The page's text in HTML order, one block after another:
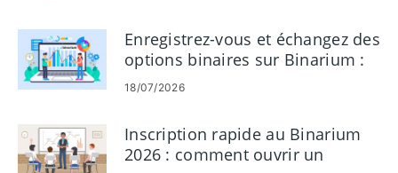
Enregistrez-vous et échangez des
options binaires sur Binarium :
étape par étape
18/07/2026
Inscription rapide au Binarium
2026 : comment ouvrir un